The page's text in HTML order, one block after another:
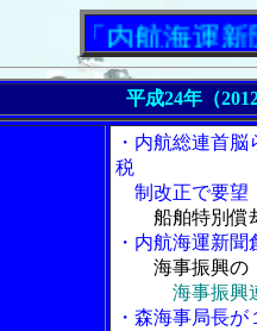
「内航海運新聞」
平成24年（
・内航総連首
税
制改正で要望
船舶特別償
・内航海運新
海事振興の
海事振
・森海事局長